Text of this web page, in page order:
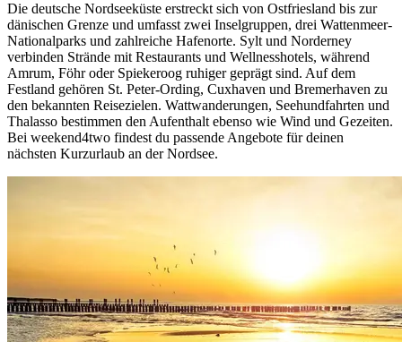
Die deutsche Nordseeküste erstreckt sich von Ostfriesland bis zur
dänischen Grenze und umfasst zwei Inselgruppen, drei Wattenmeer-
Nationalparks und zahlreiche Hafenorte. Sylt und Norderney
verbinden Strände mit Restaurants und Wellnesshotels, während
Amrum, Föhr oder Spiekeroog ruhiger geprägt sind. Auf dem
Festland gehören St. Peter-Ording, Cuxhaven und Bremerhaven zu
den bekannten Reisezielen. Wattwanderungen, Seehundfahrten und
Thalasso bestimmen den Aufenthalt ebenso wie Wind und Gezeiten.
Bei weekend4two findest du passende Angebote für deinen
nächsten Kurzurlaub an der Nordsee.